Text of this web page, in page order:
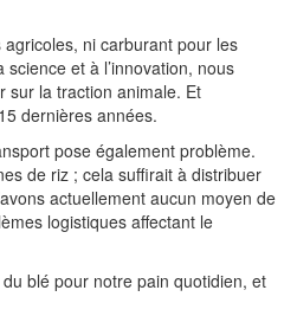
ni carburant pour les
et à l’innovation, nous
sur la traction animale. Et
dernières années.
pose également problème.
de riz ; cela suffirait à distribuer
actuellement aucun moyen de
logistiques affectant le
blé pour notre pain quotidien, et